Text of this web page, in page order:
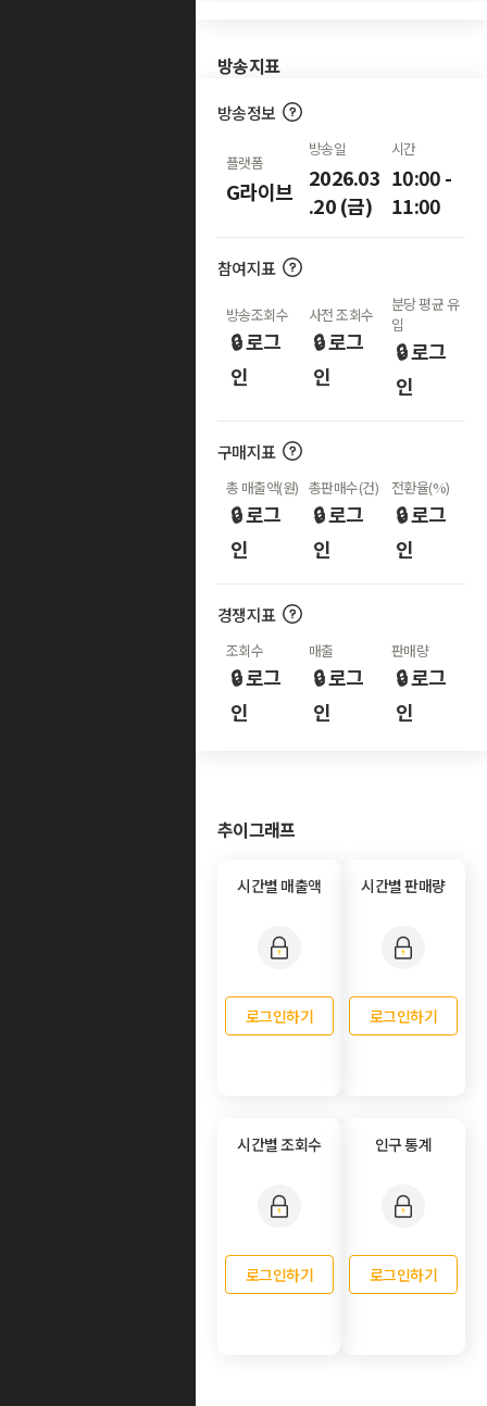
방송지표
방송정보
플랫폼
G라이브
방송일
2026.03
.20 (금)
시간
10:00 -
11:00
참여지표
방송조회수
🔒 로그
인
사전 조회수
🔒 로그
인
분당 평균 유
입
🔒 로그
인
구매지표
총 매출액(원)
🔒 로그
인
총판매수(건)
🔒 로그
인
전환율(%)
🔒 로그
인
경쟁지표
조회수
🔒 로그
인
매출
🔒 로그
인
판매량
🔒 로그
인
추이그래프
시간별 매출액
로그인하기
시간별 판매량
로그인하기
시간별 조회수
로그인하기
인구 통계
로그인하기